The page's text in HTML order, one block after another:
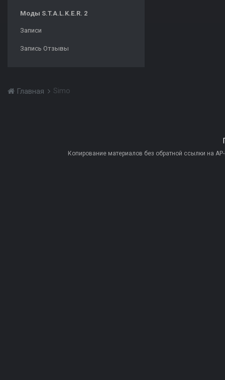
Моды S.T.A.L.K.E.R. 2
Записи
Запись Отзывы
Главная Simo
Копирование материалов без обратной ссылки на